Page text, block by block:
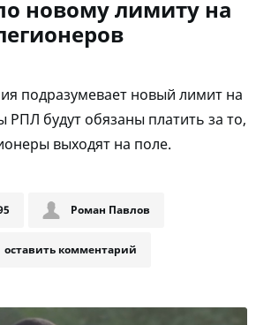
новому лимиту на
подразумевает новый лимит на
РПЛ будут обязаны платить за то,
выходят на поле.
Роман Павлов
оставить комментарий